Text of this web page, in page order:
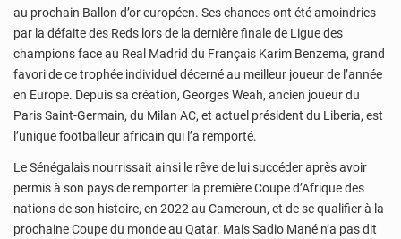
au prochain Ballon d’or européen. Ses chances ont été amoindries
par la défaite des Reds lors de la dernière finale de Ligue des
champions face au Real Madrid du Français Karim Benzema, grand
favori de ce trophée individuel décerné au meilleur joueur de l’année
en Europe. Depuis sa création, Georges Weah, ancien joueur du
Paris Saint-Germain, du Milan AC, et actuel président du Liberia, est
l’unique footballeur africain qui l’a remporté.
Le Sénégalais nourrissait ainsi le rêve de lui succéder après avoir
permis à son pays de remporter la première Coupe d’Afrique des
nations de son histoire, en 2022 au Cameroun, et de se qualifier à la
prochaine Coupe du monde au Qatar. Mais Sadio Mané n’a pas dit